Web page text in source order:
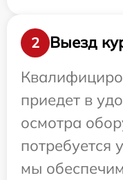
2
Выезд
приедет в
осмотра
потребуется
мы